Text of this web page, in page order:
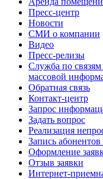
Пресс-центр
Новости
СМИ о компании
Видео
Пресс-релизы
Служба по
массовой
Обратная связь
Контакт-центр
Запрос
Задать вопрос
Реализация
Запись
Оформление
Отзыв заявки
Интернет-